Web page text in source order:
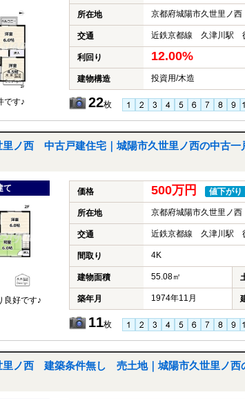
です♪
所在地 京都府城陽市久世里ノ西
交通 近鉄京都線 久津川駅
利回り 12.00%
建物構造 投資用/木造
22枚
里ノ西 中古戸建住宅｜城陽市久世里ノ西の中古一
て
良好です♪
価格 500万円 値下がり
所在地 京都府城陽市久世里ノ西
交通 近鉄京都線 久津川駅
間取り 4K
建物面積 55.08㎡
築年月 1974年11月
11枚
里ノ西 建築条件無し 売土地｜城陽市久世里ノ西